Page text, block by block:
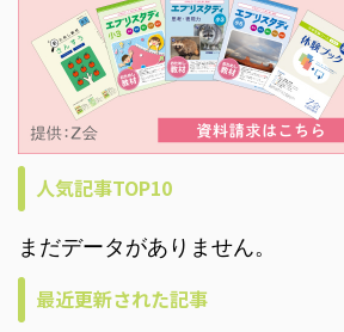
人気記事TOP10
まだデータがありません。
最近更新された記事